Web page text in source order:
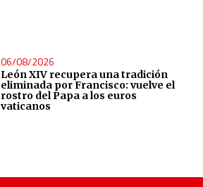
06/08/2026
León XIV recupera una tradición
eliminada por Francisco: vuelve el
rostro del Papa a los euros
vaticanos